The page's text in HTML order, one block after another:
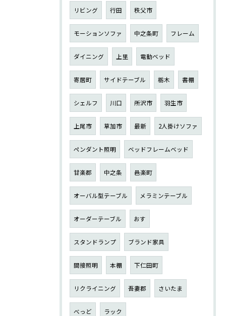
リビング 行田 秩父市
モーションソファ 中之条町 フレーム
ダイニング 上里 電動ベッド
寄居町 サイドテーブル 栃木 書棚
シェルフ 川口 所沢市 羽生市
上尾市 草加市 最新 2人掛けソファ
ペンダント照明 ベッドフレームベッド
甘楽郡 中之条 邑楽町
オーバル型テーブル メラミンテーブル
オーダーテーブル おす
スタンドランプ ブランド家具
間接照明 本棚 下仁田町
リクライニング 吾妻郡 さいたま
べっど ラック